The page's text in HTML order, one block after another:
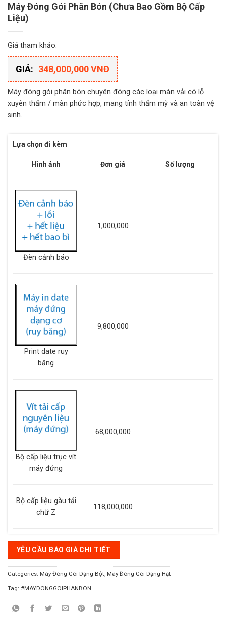
Máy Đóng Gói Phân Bón (Chưa Bao Gồm Bộ Cấp
Liệu)
Giá tham khảo:
GIÁ: 348,000,000 VNĐ
Máy đóng gói phân bón chuyên đóng các loại màn vải có lỗ
xuyên thấm / màn phức hợp, mang tính thẩm mỹ và an toàn vệ
sinh.
Lựa chọn đi kèm
Hình ảnh Đơn giá Số lượng
Đèn cảnh báo
1,000,000
Print date ruy
băng
9,800,000
Bộ cấp liệu trục vít
máy đứng
68,000,000
Bộ cấp liệu gàu tải
chữ Z
118,000,000
YÊU CẦU BÁO GIÁ CHI TIẾT
Categories: Máy Đóng Gói Dạng Bột, Máy Đóng Gói Dạng Hạt
Tag: #MAYDONGGOIPHANBON